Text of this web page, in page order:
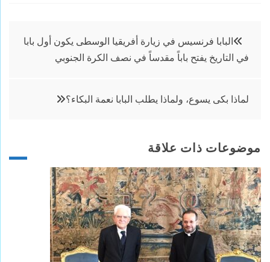
تصفّح
المقالات
البابا فرنسيس في زيارة أفريقيا الوسطى يكون أول بابا
في التاريخ يفتح باباً مقدساً في نصف الكرة الجنوبي
لماذا بكى يسوع، ولماذا يطلب البابا نعمة البكاء؟
موضوعات ذات علاقة